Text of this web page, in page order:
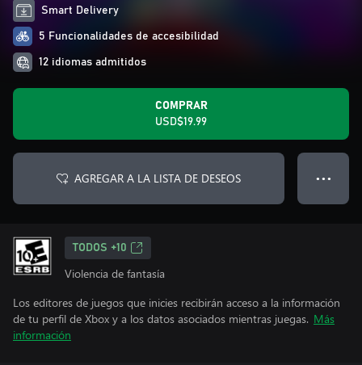
Smart Delivery
5 Funcionalidades de accesibilidad
12 idiomas admitidos
COMPRAR
USD$19.99
AGREGAR A LA LISTA DE DESEOS ● ● ●
TODOS +10
Violencia de fantasía
Los editores de juegos que inicies recibirán acceso a la información
de tu perfil de Xbox y a los datos asociados mientras juegas. Más
información